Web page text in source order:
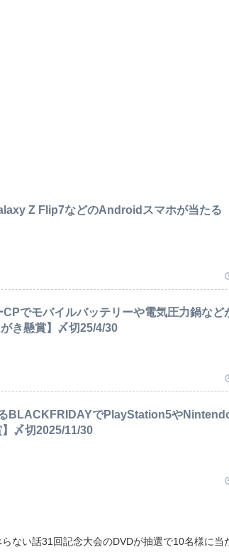
Z Flip7などのAndroidスマホが当たる
でモバイルバッテリーや電気圧力鍋など
き懸賞】〆切25/4/30
BLACKFRIDAYでPlayStation5や
〆切2025/11/30
ない話31回記念大会のDVDが抽選で10名様に当